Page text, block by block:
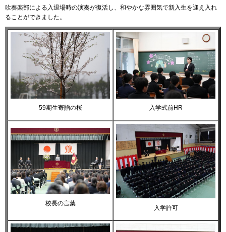
吹奏楽部による入退場時の演奏が復活し、和やかな雰囲気で新入生を迎え入れ
ることができました。
59期生寄贈の桜 入学式前HR
校長の言葉
入学許可